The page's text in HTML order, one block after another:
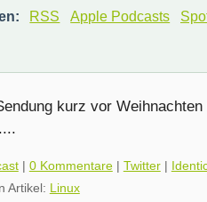
RSS Apple Podcasts
kurz vor
| 0 Kommentare| Twitter|
Artikel: Linux